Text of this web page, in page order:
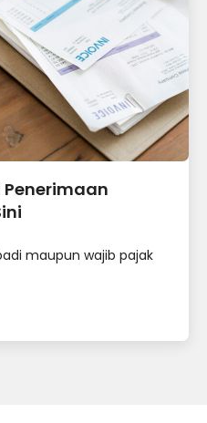
Penerimaan
maupun wajib pajak